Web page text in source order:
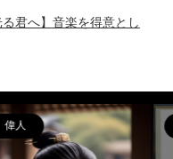
君へ】音楽を得意とし
偉人